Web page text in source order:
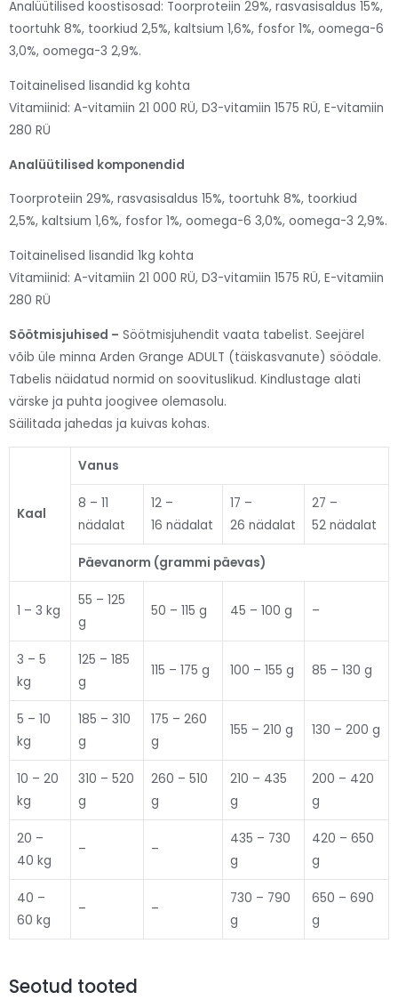
Analüütilised koostisosad: Toorproteiin 29%, rasvasisaldus 15%,
toortuhk 8%, toorkiud 2,5%, kaltsium 1,6%, fosfor 1%, oomega-6
3,0%, oomega-3 2,9%.
Toitainelised lisandid kg kohta
Vitamiinid: A-vitamiin 21 000 RÜ, D3-vitamiin 1575 RÜ, E-vitamiin
280 RÜ
Analüütilised komponendid
Toorproteiin 29%, rasvasisaldus 15%, toortuhk 8%, toorkiud
2,5%, kaltsium 1,6%, fosfor 1%, oomega-6 3,0%, oomega-3 2,9%.
Toitainelised lisandid 1kg kohta
Vitamiinid: A-vitamiin 21 000 RÜ, D3-vitamiin 1575 RÜ, E-vitamiin
280 RÜ
Söötmisjuhised – Söötmisjuhendit vaata tabelist. Seejärel
võib üle minna Arden Grange ADULT (täiskasvanute) söödale.
Tabelis näidatud normid on soovituslikud. Kindlustage alati
värske ja puhta joogivee olemasolu.
Säilitada jahedas ja kuivas kohas.
Kaal
Vanus
8 – 11
nädalat
12 –
16 nädalat
17 –
26 nädalat
27 –
52 nädalat
Päevanorm (grammi päevas)
1 – 3 kg
55 – 125
g
50 – 115 g 45 – 100 g –
3 – 5
kg
125 – 185
g
115 – 175 g 100 – 155 g 85 – 130 g
5 – 10
kg
185 – 310
g
175 – 260
g
155 – 210 g 130 – 200 g
10 – 20
kg
310 – 520
g
260 – 510
g
210 – 435
g
200 – 420
g
20 –
40 kg
– –
435 – 730
g
420 – 650
g
40 –
60 kg
– –
730 – 790
g
650 – 690
g
Seotud tooted